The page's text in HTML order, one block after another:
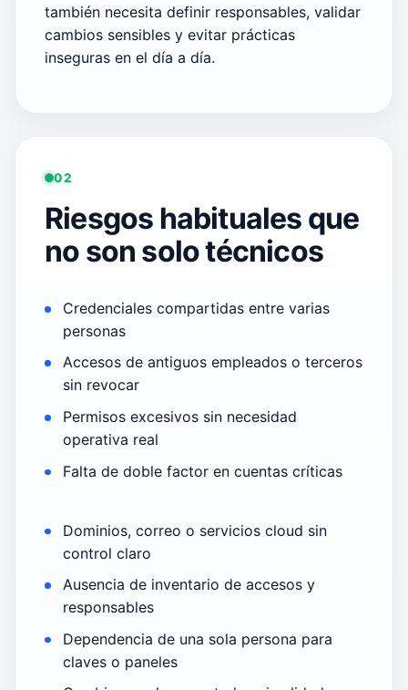
también necesita definir responsables, validar
cambios sensibles y evitar prácticas
inseguras en el día a día.
02
Riesgos habituales que
no son solo técnicos
Credenciales compartidas entre varias
personas
Accesos de antiguos empleados o terceros
sin revocar
Permisos excesivos sin necesidad
operativa real
Falta de doble factor en cuentas críticas
Dominios, correo o servicios cloud sin
control claro
Ausencia de inventario de accesos y
responsables
Dependencia de una sola persona para
claves o paneles